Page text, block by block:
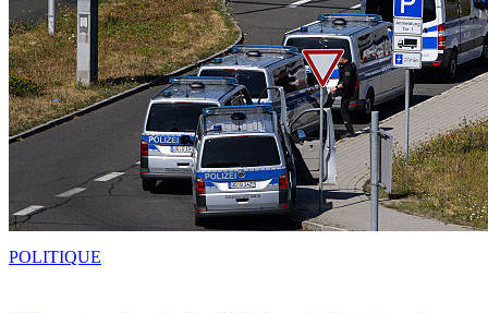
POLITIQUE